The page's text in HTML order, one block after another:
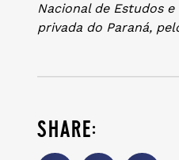
Nacional de Estudos
privada do Paraná,
share: